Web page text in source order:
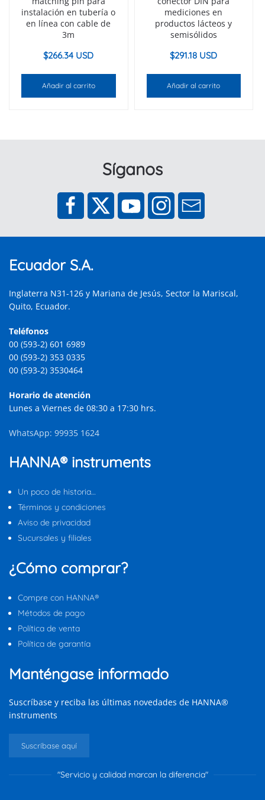
instalación en tubería o
en línea con cable de
3m
$266.34 USD
Añadir al carrito
mediciones en
productos lácteos y
semisólidos
$291.18 USD
Añadir al carrito
Síganos
Ecuador S.A.
Inglaterra N31-126 y Mariana de Jesús, Sector la Mariscal,
Quito, Ecuador.
Teléfonos
00 (593-2) 601 6989
00 (593-2) 353 0335
00 (593-2) 3530464
Horario de atención
Lunes a Viernes de 08:30 a 17:30 hrs.
WhatsApp: 99935 1624
HANNA® instruments
Un poco de historia…
Términos y condiciones
Aviso de privacidad
Sucursales y filiales
¿Cómo comprar?
Compre con HANNA®
Métodos de pago
Política de venta
Política de garantía
Manténgase informado
Suscríbase y reciba las últimas novedades de HANNA®
instruments
Suscríbase aquí
"Servicio y calidad marcan la diferencia"